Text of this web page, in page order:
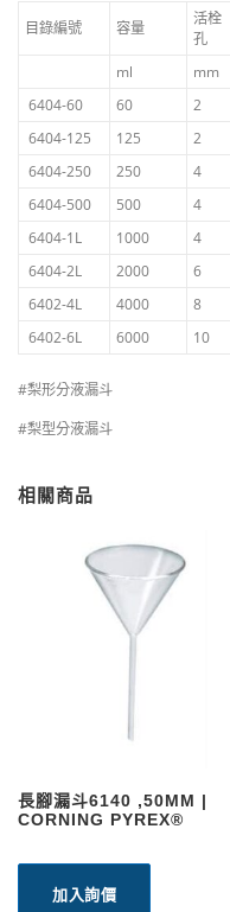
目錄編號 容量
活栓
孔
ml mm
6404-60
60 2
6404-125
125 2
6404-250
250 4
6404-500
500 4
6404-1L
1000 4
6404-2L
2000 6
6402-4L
4000 8
6402-6L
6000 10
#梨形分液漏斗
#梨型分液漏斗
相關商品
長腳漏斗6140 ,50MM |
CORNING PYREX®
加入詢價